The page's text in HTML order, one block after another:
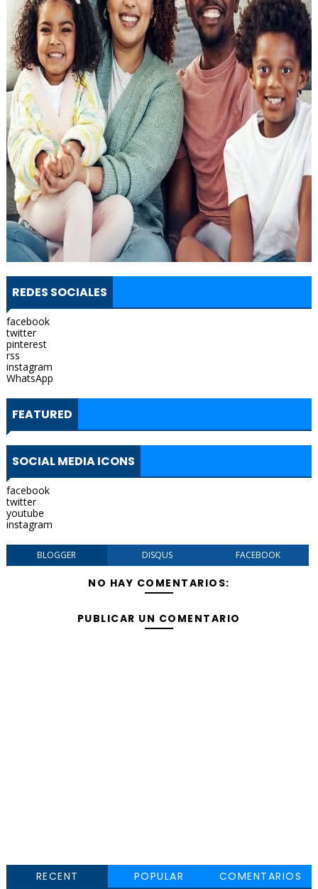
REDES SOCIALES
facebook
twitter
pinterest
rss
instagram
WhatsApp
FEATURED
SOCIAL MEDIA ICONS
facebook
twitter
youtube
instagram
BLOGGER DISQUS FACEBOOK
NO HAY COMENTARIOS:
PUBLICAR UN COMENTARIO
RECENT POPULAR COMENTARIOS